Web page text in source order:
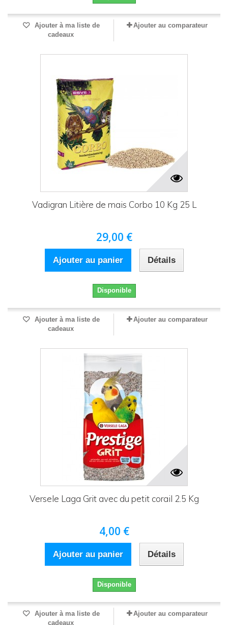
Ajouter à ma liste de
cadeaux
Ajouter au comparateur
Vadigran Litière de mais Corbo 10 Kg 25 L
29,00 €
Ajouter au panier Détails
Disponible
Ajouter à ma liste de
cadeaux
Ajouter au comparateur
Versele Laga Grit avec du petit corail 2.5 Kg
4,00 €
Ajouter au panier Détails
Disponible
Ajouter à ma liste de
cadeaux
Ajouter au comparateur